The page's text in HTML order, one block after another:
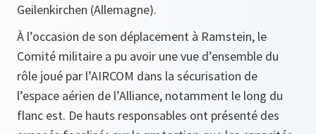
Geilenkirchen (Allemagne).
À l’occasion de son déplacement à Ramstein, le
Comité militaire a pu avoir une vue d’ensemble du
rôle joué par l’AIRCOM dans la sécurisation de
l’espace aérien de l’Alliance, notamment le long du
flanc est. De hauts responsables ont présenté des